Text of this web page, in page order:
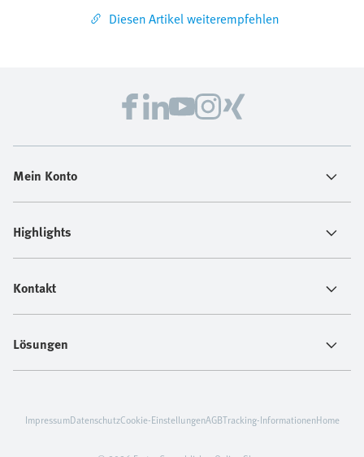
Diesen Artikel weiterempfehlen
Mein Konto
Highlights
Kontakt
Lösungen
ImpressumDatenschutzCookie-EinstellungenAGBTracking-InformationenHome